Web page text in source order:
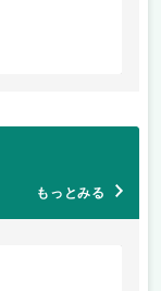
もっとみる